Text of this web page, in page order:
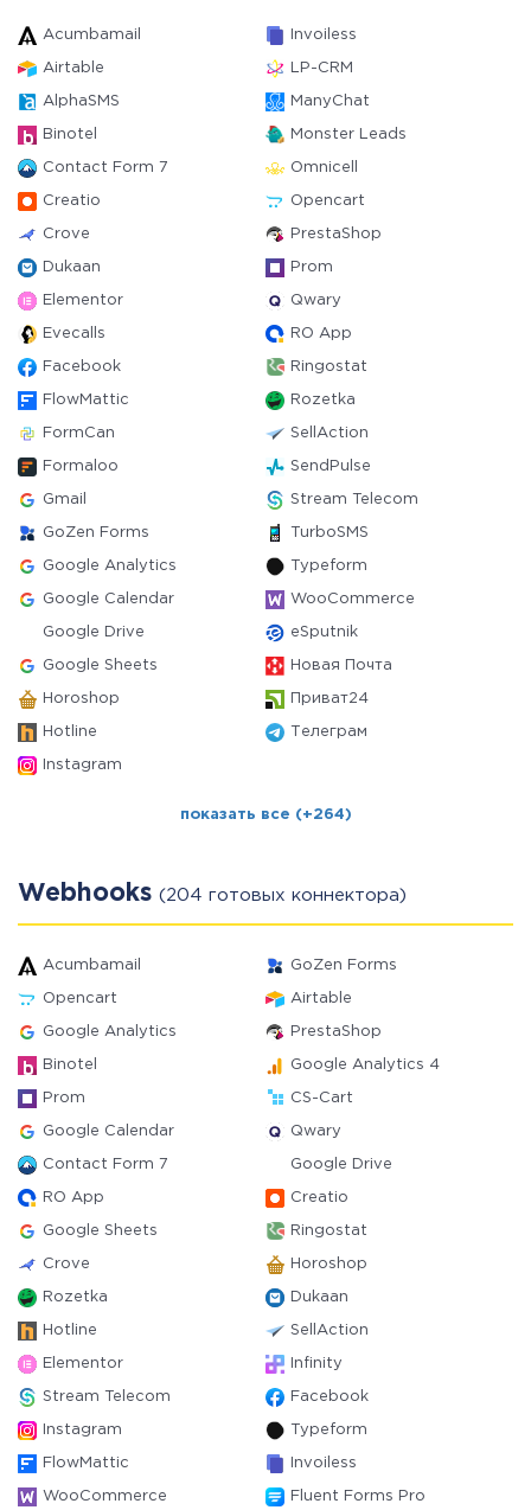
Acumbamail Invoiless
Airtable LP-CRM
AlphaSMS ManyChat
Binotel Monster Leads
Contact Form 7 Omnicell
Creatio Opencart
Crove PrestaShop
Dukaan Prom
Elementor Qwary
Evecalls RO App
Facebook Ringostat
FlowMattic Rozetka
FormCan SellAction
Formaloo SendPulse
Gmail Stream Telecom
GoZen Forms TurboSMS
Google Analytics Typeform
Google Calendar WooCommerce
Google Drive eSputnik
Google Sheets Новая Почта
Horoshop Приват24
Hotline Телеграм
Instagram
показать все (+264)
Webhooks (204 готовых коннектора)
Acumbamail GoZen Forms
Opencart Airtable
Google Analytics PrestaShop
Binotel Google Analytics 4
Prom CS-Cart
Google Calendar Qwary
Contact Form 7 Google Drive
RO App Creatio
Google Sheets Ringostat
Crove Horoshop
Rozetka Dukaan
Hotline SellAction
Elementor Infinity
Stream Telecom Facebook
Instagram Typeform
FlowMattic Invoiless
WooCommerce Fluent Forms Pro